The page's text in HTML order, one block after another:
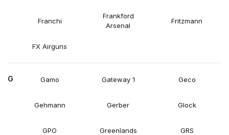
Franchi
Frankford
Arsenal
Fritzmann
FX Airguns
G Gamo Gateway 1 Geco
Gehmann Gerber Glock
GPO Greenlands GRS